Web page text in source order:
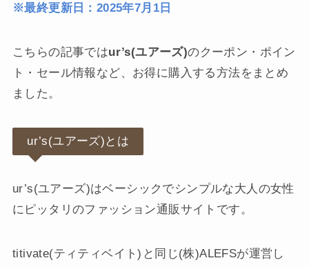
※最終更新日：2025年7月1日
こちらの記事ではur’s(ユアーズ)のクーポン・ポイン
ト・セール情報など、お得に購入する方法をまとめ
ました。
ur’s(ユアーズ)とは
ur’s(ユアーズ)はベーシックでシンプルな大人の女性
にピッタリのファッション通販サイトです。
titivate(ティティベイト) と同じ(株)ALEFSが運営し